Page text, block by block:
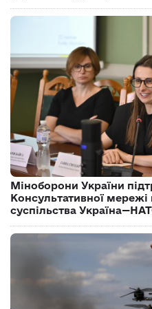
Міноборони України
Консультативної
суспільства